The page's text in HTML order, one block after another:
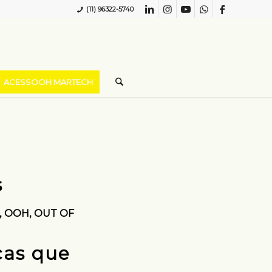
(11) 96322-5740
ACESSOOH MARTECH
OOH, OUT OF
que